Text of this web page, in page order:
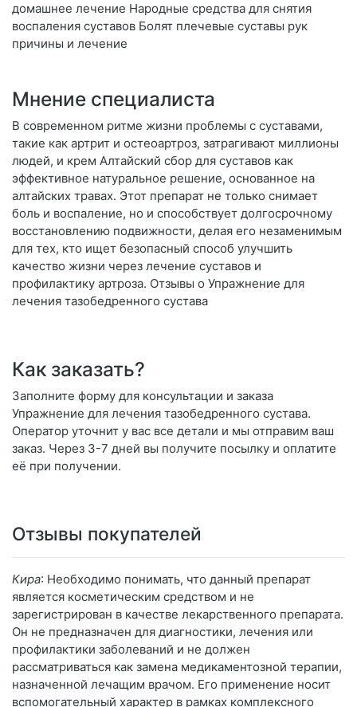
домашнее лечение Народные средства для снятия
воспаления суставов Болят плечевые суставы рук
причины и лечение
Мнение специалиста
В современном ритме жизни проблемы с суставами,
такие как артрит и остеоартроз, затрагивают миллионы
людей, и крем Алтайский сбор для суставов как
эффективное натуральное решение, основанное на
алтайских травах. Этот препарат не только снимает
боль и воспаление, но и способствует долгосрочному
восстановлению подвижности, делая его незаменимым
для тех, кто ищет безопасный способ улучшить
качество жизни через лечение суставов и
профилактику артроза. Отзывы о Упражнение для
лечения тазобедренного сустава
Как заказать?
Заполните форму для консультации и заказа
Упражнение для лечения тазобедренного сустава.
Оператор уточнит у вас все детали и мы отправим ваш
заказ. Через 3-7 дней вы получите посылку и оплатите
её при получении.
Отзывы покупателей
Кира: Необходимо понимать, что данный препарат
является косметическим средством и не
зарегистрирован в качестве лекарственного препарата.
Он не предназначен для диагностики, лечения или
профилактики заболеваний и не должен
рассматриваться как замена медикаментозной терапии,
назначенной лечащим врачом. Его применение носит
вспомогательный характер в рамках комплексного